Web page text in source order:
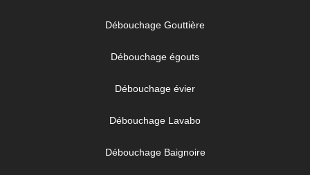
Débouchage Gouttière
Débouchage égouts
Débouchage évier
Débouchage Lavabo
Débouchage Baignoire